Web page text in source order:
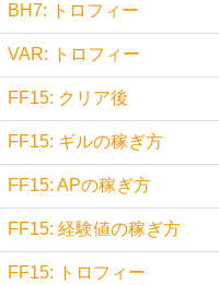
BH7: トロフィー
VAR: トロフィー
FF15: クリア後
FF15: ギルの稼ぎ方
FF15: APの稼ぎ方
FF15: 経験値の稼ぎ方
FF15: トロフィー